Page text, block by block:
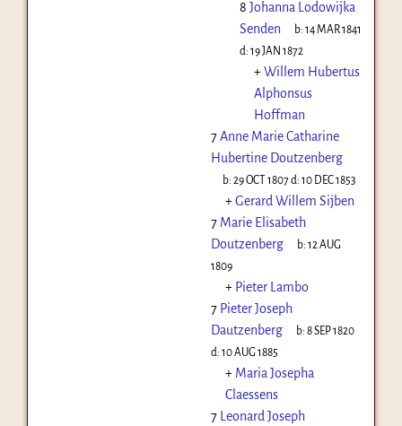
8 Johanna Lodowijka
Senden
b:14 MAR 1841
d: 19 JAN 1872
+Willem Hubertus
Alphonsus
Hoffman
7Anne Marie Catharine
Hubertine Doutzenberg
b:29 OCT 1807d:10 DEC 1853
+Gerard Willem Sijben
7 Marie Elisabeth
Doutzenberg
b:12 AUG
1809
+ Pieter Lambo
7 Pieter Joseph
Dautzenberg
b:8 SEP 1820
d: 10 AUG 1885
+ Maria Josepha
Claessens
7 Leonard Joseph